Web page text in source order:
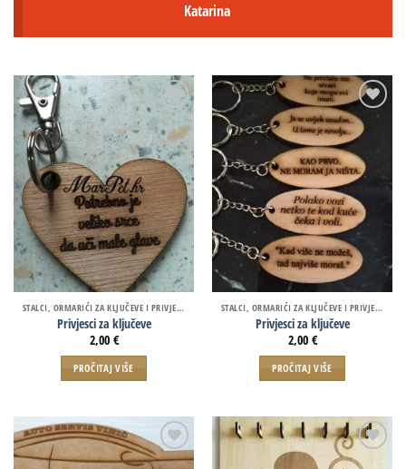
Katarina
STALCI, ORMARIĆI ZA KLJUČEVE I PRIVJESCI
Privjesci za ključeve
2,00 €
PROČITAJ VIŠE
STALCI, ORMARIĆI ZA KLJUČEVE I PRIVJESCI
Privjesci za ključeve
2,00 €
PROČITAJ VIŠE